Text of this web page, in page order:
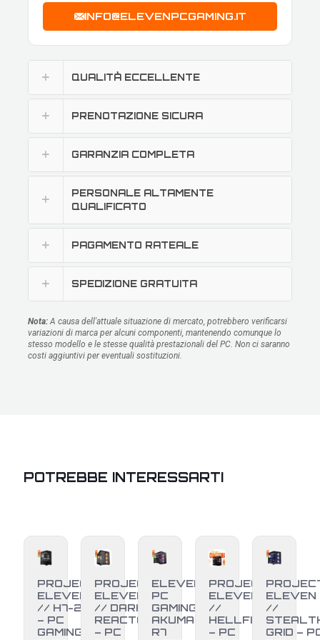
INFO@ELEVENPCGAMING.IT
QUALITÀ ECCELLENTE
PRENOTAZIONE SICURA
GARANZIA COMPLETA
PERSONALE ALTAMENTE
QUALIFICATO
PAGAMENTO RATEALE
SPEDIZIONE GRATUITA
Nota: A causa dell'attuale situazione di mercato, potrebbero verificarsi
variazioni di marca per alcuni componenti, mantenendo comunque lo
stesso modello e le stesse qualità prestazionali del PC. Non ci saranno
costi aggiuntivi per eventuali sostituzioni.
POTREBBE INTERESSARTI
PROJECT
ELEVEN
// H7-25
– PC
GAMING
PROJECT
ELEVEN
// DARK
REACTOR
– PC
ELEVEN
PC
GAMING •
AKUMA •
R7
PROJECT
ELEVEN
//
HELLFIRE
– PC
ELEVEN
//
GRID –